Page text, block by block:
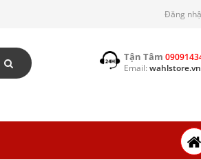
Đăng
Tận Tâm
Email: